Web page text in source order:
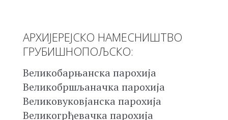
АРХИЈЕРЕЈСКО НАМЕСНИШТВО
ГРУБИШНОПОЉСКО:
Великобарњанска парохија
Великобршљаначка парохија
Великовуковјанска парохија
Великогрђевачка парохија